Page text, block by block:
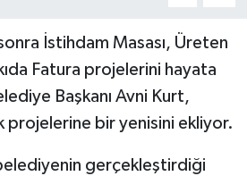
İstihdam Masası, Üreten
Fatura projelerini hayata
Başkanı Avni Kurt,
projelerine bir yenisini ekliyor.
gerçekleştirdiği